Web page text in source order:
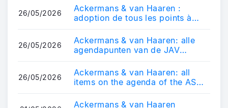
26/05/2026
Ackermans & van Haaren :
adoption de tous les points à
générale, y...
26/05/2026
Ackermans & van Haaren: alle
agendapunten van de JAV
brutodividend van 4,6...
26/05/2026
Ackermans & van Haaren: all
items on the agenda of the ASM
€4.6...
Ackermans & van Haaren